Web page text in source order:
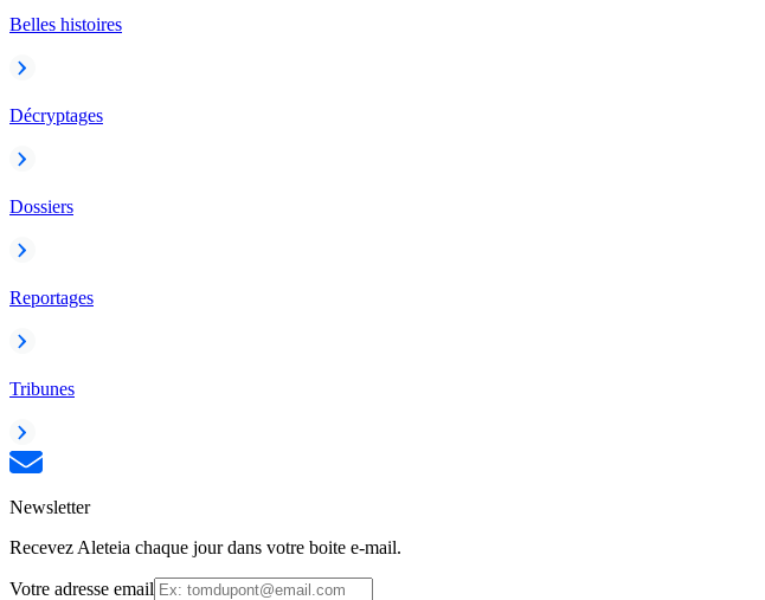
Belles histoires
Décryptages
Dossiers
Reportages
Tribunes
Newsletter
Recevez Aleteia chaque jour dans votre boite e-mail.
Votre adresse email